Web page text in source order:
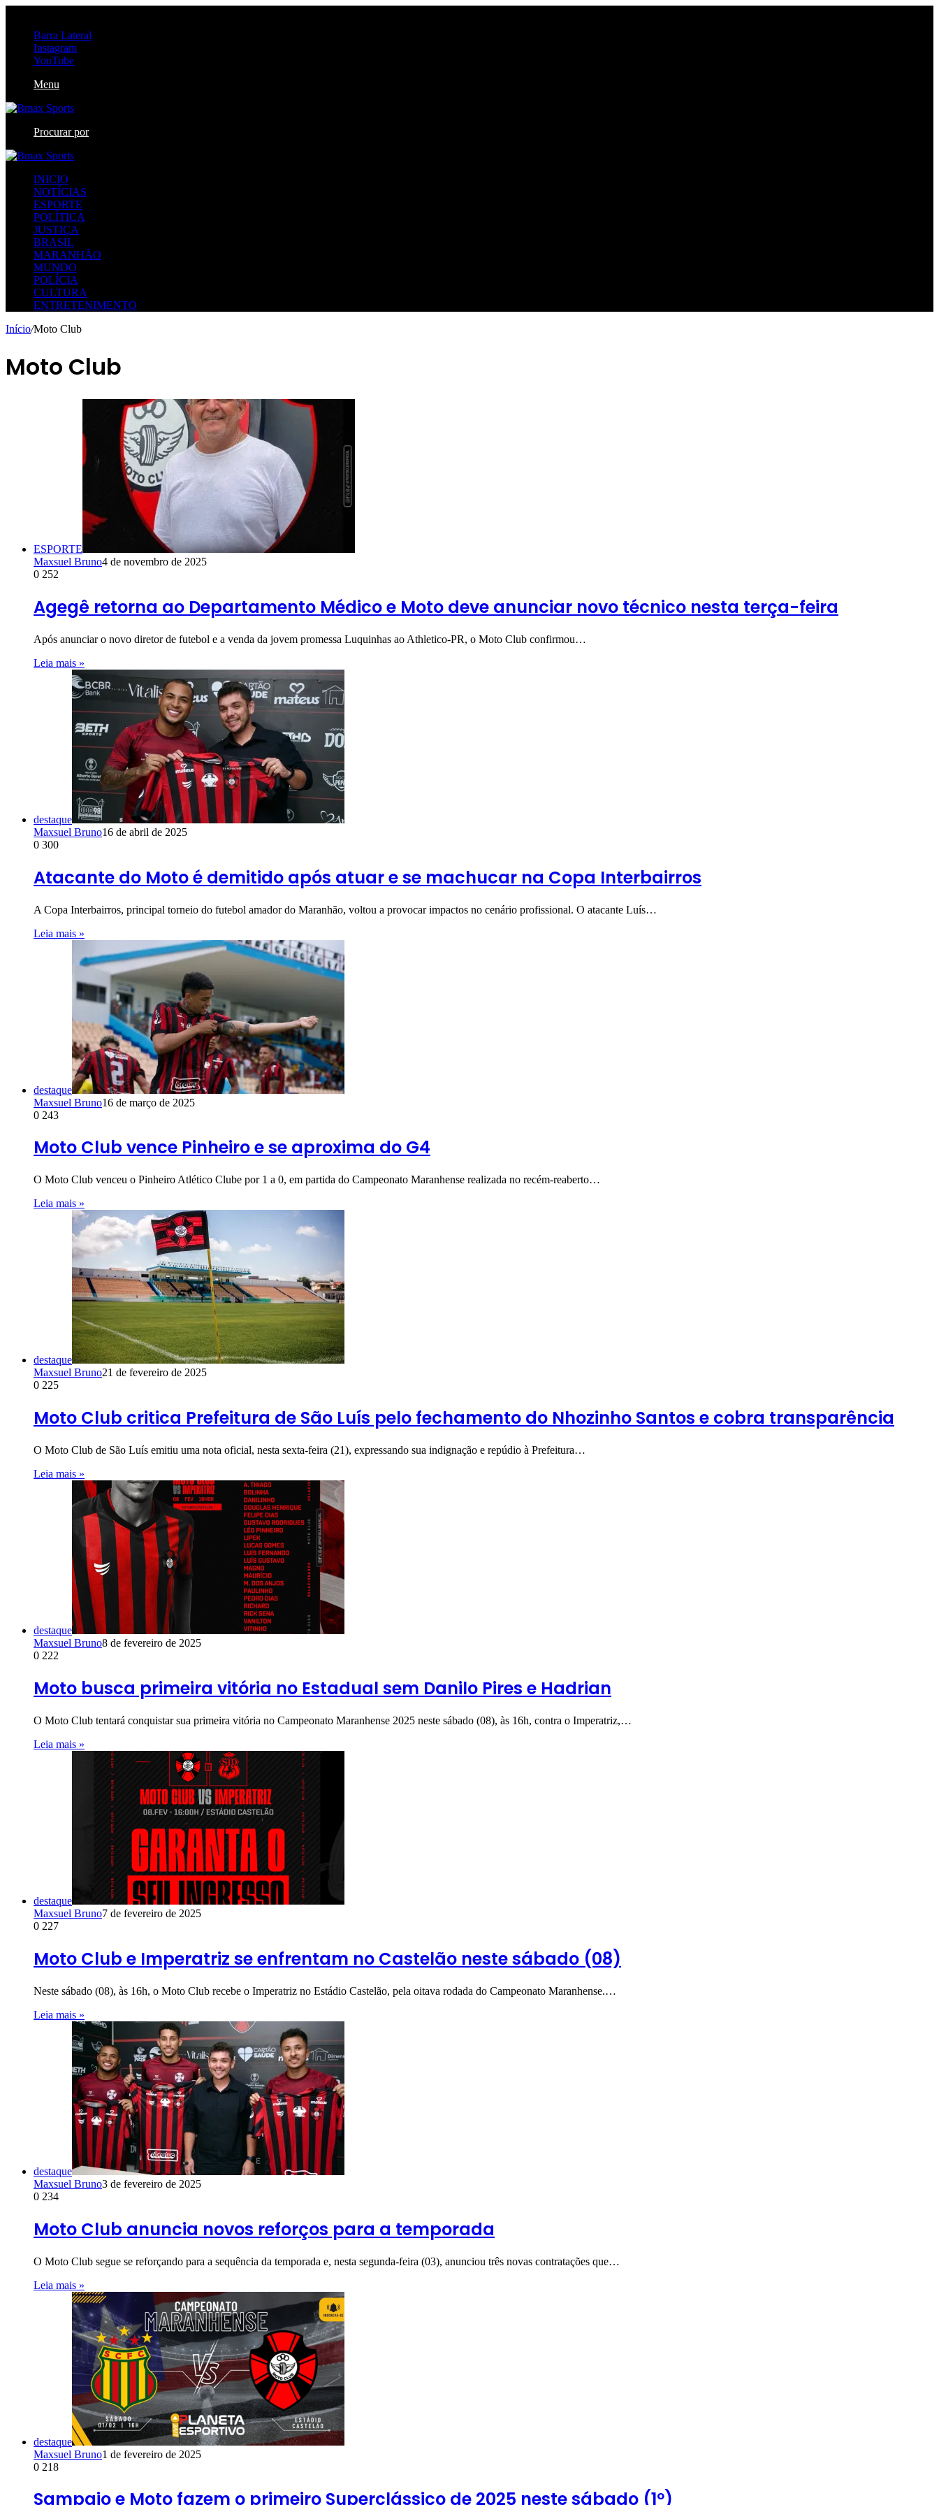
Barra Lateral
Instagram
YouTube
Menu
Procurar por
INICIO
NOTÍCIAS
ESPORTE
POLÍTICA
JUSTIÇA
BRASIL
MARANHÃO
MUNDO
POLÍCIA
CULTURA
ENTRETENIMENTO
Início/Moto Club
Moto Club
ESPORTE
Maxsuel Bruno4 de novembro de 2025
0 252
Agegê retorna ao Departamento Médico e Moto deve anunciar novo técnico nesta terça-feira
Após anunciar o novo diretor de futebol e a venda da jovem promessa Luquinhas ao Athletico-PR, o Moto Club confirmou…
Leia mais »
destaque
Maxsuel Bruno16 de abril de 2025
0 300
Atacante do Moto é demitido após atuar e se machucar na Copa Interbairros
A Copa Interbairros, principal torneio do futebol amador do Maranhão, voltou a provocar impactos no cenário profissional. O atacante Luís…
Leia mais »
destaque
Maxsuel Bruno16 de março de 2025
0 243
Moto Club vence Pinheiro e se aproxima do G4
O Moto Club venceu o Pinheiro Atlético Clube por 1 a 0, em partida do Campeonato Maranhense realizada no recém-reaberto…
Leia mais »
destaque
Maxsuel Bruno21 de fevereiro de 2025
0 225
Moto Club critica Prefeitura de São Luís pelo fechamento do Nhozinho Santos e cobra transparência
O Moto Club de São Luís emitiu uma nota oficial, nesta sexta-feira (21), expressando sua indignação e repúdio à Prefeitura…
Leia mais »
destaque
Maxsuel Bruno8 de fevereiro de 2025
0 222
Moto busca primeira vitória no Estadual sem Danilo Pires e Hadrian
O Moto Club tentará conquistar sua primeira vitória no Campeonato Maranhense 2025 neste sábado (08), às 16h, contra o Imperatriz,…
Leia mais »
destaque
Maxsuel Bruno7 de fevereiro de 2025
0 227
Moto Club e Imperatriz se enfrentam no Castelão neste sábado (08)
Neste sábado (08), às 16h, o Moto Club recebe o Imperatriz no Estádio Castelão, pela oitava rodada do Campeonato Maranhense.…
Leia mais »
destaque
Maxsuel Bruno3 de fevereiro de 2025
0 234
Moto Club anuncia novos reforços para a temporada
O Moto Club segue se reforçando para a sequência da temporada e, nesta segunda-feira (03), anunciou três novas contratações que…
Leia mais »
destaque
Maxsuel Bruno1 de fevereiro de 2025
0 218
Sampaio e Moto fazem o primeiro Superclássico de 2025 neste sábado (1º)